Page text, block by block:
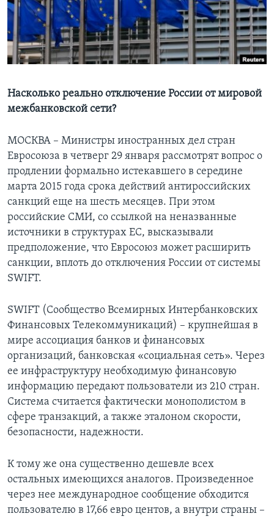
Learning English
СОЦИАЛЬНЫЕ СЕТИ
Языки
Насколько реально отключение России от мировой
межбанковской сети?
МОСКВА – Министры иностранных дел стран
Евросоюза в четверг 29 января рассмотрят вопрос о
продлении формально истекавшего в середине
марта 2015 года срока действий антироссийских
санкций еще на шесть месяцев. При этом
российские СМИ, со ссылкой на неназванные
источники в структурах ЕС, высказывали
предположение, что Евросоюз может расширить
санкции, вплоть до отключения России от системы
SWIFT.
SWIFT (Сообщество Всемирных Интербанковских
Финансовых Телекоммуникаций) – крупнейшая в
мире ассоциация банков и финансовых
организаций, банковская «социальная сеть». Через
ее инфраструктуру необходимую финансовую
информацию передают пользователи из 210 стран.
Система считается фактически монополистом в
сфере транзакций, а также эталоном скорости,
безопасности, надежности.
К тому же она существенно дешевле всех
остальных имеющихся аналогов. Произведенное
через нее международное сообщение обходится
пользователю в 17,66 евро центов, а внутри страны –